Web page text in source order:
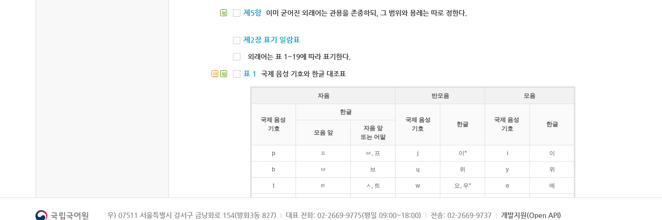
북 제5항 이미 굳어진 외래어는 관용을 존중하되, 그 범위와 용례는 따로 정한다.
제2장 표기 일람표
외래어는 표 1~19에 따라 표기한다.
연 북 표 1 국제 음성 기호와 한글 대조표
자음 반모음 모음
국제 음성
기호
한글
국제 음성
기호
한글
국제 음성
기호
한글
모음 앞
자음 앞
또는 어말
p ㅍ ㅂ, 프 j 이* i 이
b ㅂ 브 ɥ 위 y 위
t ㅌ ㅅ, 트 w 오, 우* e 에
k ㅋ ㄱ, 크 ɛ 에
우) 07511 서울특별시 강서구 금낭화로 154(방화3동 827) 대표 전화: 02-2669-9775(평일 09:00~18:00) 전송: 02-2669-9737 개발지원(Open API)